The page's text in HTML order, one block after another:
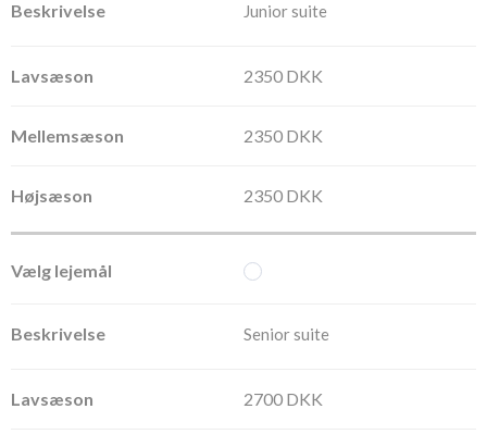
Junior suite
2350 DKK
2350 DKK
2350 DKK
Senior suite
2700 DKK